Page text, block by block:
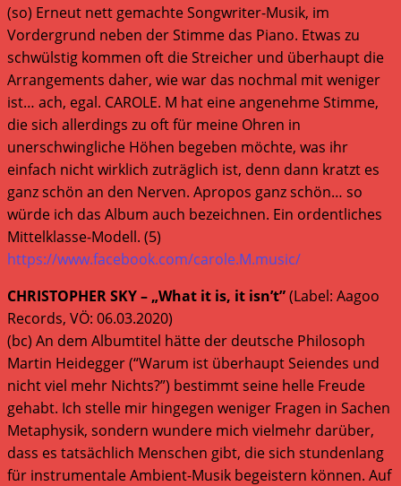
(so) Erneut nett gemachte Songwriter-Musik, im
Vordergrund neben der Stimme das Piano. Etwas zu
schwülstig kommen oft die Streicher und überhaupt die
Arrangements daher, wie war das nochmal mit weniger
ist… ach, egal. CAROLE. M hat eine angenehme Stimme,
die sich allerdings zu oft für meine Ohren in
unerschwingliche Höhen begeben möchte, was ihr
einfach nicht wirklich zuträglich ist, denn dann kratzt es
ganz schön an den Nerven. Apropos ganz schön… so
würde ich das Album auch bezeichnen. Ein ordentliches
Mittelklasse-Modell. (5)
https://www.facebook.com/carole.M.music/
CHRISTOPHER SKY – „What it is, it isn’t”(Label: Aagoo
Records, VÖ: 06.03.2020)
(bc) An dem Albumtitel hätte der deutsche Philosoph
Martin Heidegger (“Warum ist überhaupt Seiendes und
nicht viel mehr Nichts?”) bestimmt seine helle Freude
gehabt. Ich stelle mir hingegen weniger Fragen in Sachen
Metaphysik, sondern wundere mich vielmehr darüber,
dass es tatsächlich Menschen gibt, die sich stundenlang
für instrumentale Ambient-Musik begeistern können. Auf